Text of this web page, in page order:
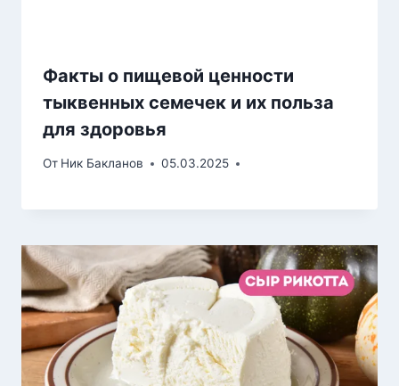
Факты о пищевой ценности
тыквенных семечек и их польза
для здоровья
От Ник Бакланов 05.03.2025